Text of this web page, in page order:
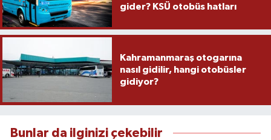
gider? KSÜ otobüs hatları
Kahramanmaraş otogarına
nasıl gidilir, hangi otobüsler
gidiyor?
Bunlar da ilginizi çekebilir